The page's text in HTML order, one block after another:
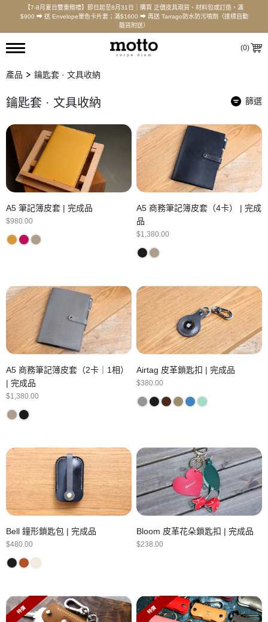
【7-8月夏日雙重贈禮】即日起至8月31日｜購買 正價皮具現貨、材料包或訂造，滿
$900 ⮕ 送 Envelope單色卡片套；滿$1600 ⮕ 再送 Tarrago防水防污噴劑（達標自動
隨貨附送）
(0)
產品 鑰匙套 · 文具收納
A5 筆記簿皮套 | 完成品
$980.00
A5 商務筆記簿皮套（4卡） | 完成
品
$1,380.00
A5 商務筆記簿皮套（2卡｜1相）
| 完成品
$1,380.00
Airtag 皮革鎖匙扣 | 完成品
$380.00
Bell 鐘形鎖匙包 | 完成品
$480.00
Bloom 皮革花朵鎖匙扣 | 完成品
$238.00
特價 特價
鑰匙套 · 文具收納 篩選